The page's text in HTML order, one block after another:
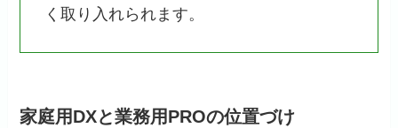
く取り入れられます。
家庭用DXと業務用PROの位置づけ